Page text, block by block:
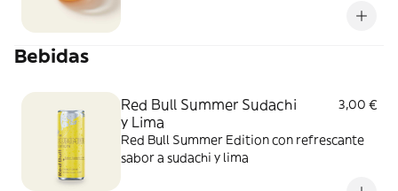
Bebidas
Red Bull Summer Sudachi
y Lima
3,00 €
Red Bull Summer Edition con refrescante
sabor a sudachi y lima